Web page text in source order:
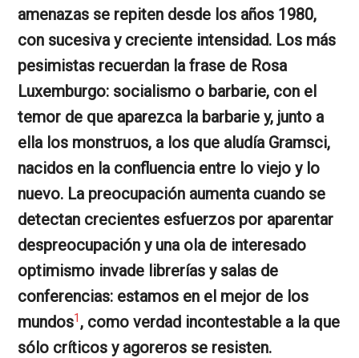
amenazas se repiten desde los años 1980,
con sucesiva y creciente intensidad. Los más
pesimistas recuerdan la frase de Rosa
Luxemburgo: socialismo o barbarie, con el
temor de que aparezca la barbarie y, junto a
ella los monstruos, a los que aludía Gramsci,
nacidos en la confluencia entre lo viejo y lo
nuevo. La preocupación aumenta cuando se
detectan crecientes esfuerzos por aparentar
despreocupación y una ola de interesado
optimismo invade librerías y salas de
conferencias: estamos en el mejor de los
mundos1 , como verdad incontestable a la que
sólo críticos y agoreros se resisten.